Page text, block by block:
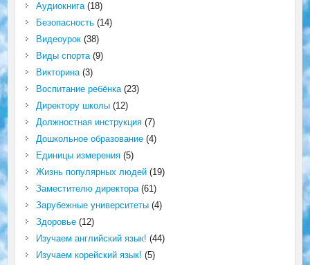
Аудиокнига(18)
Безопасность(14)
Видеоурок(38)
Виды спорта(9)
Викторина(3)
Воспитание ребёнка(23)
Директору школы(12)
Должностная инструкция(7)
Дошкольное образование(4)
Единицы измерения(5)
Жизнь популярных людей(19)
Заместителю директора(61)
Зарубежные университеты(4)
Здоровье(12)
Изучаем английский язык! (44)
Изучаем корейский язык! (5)